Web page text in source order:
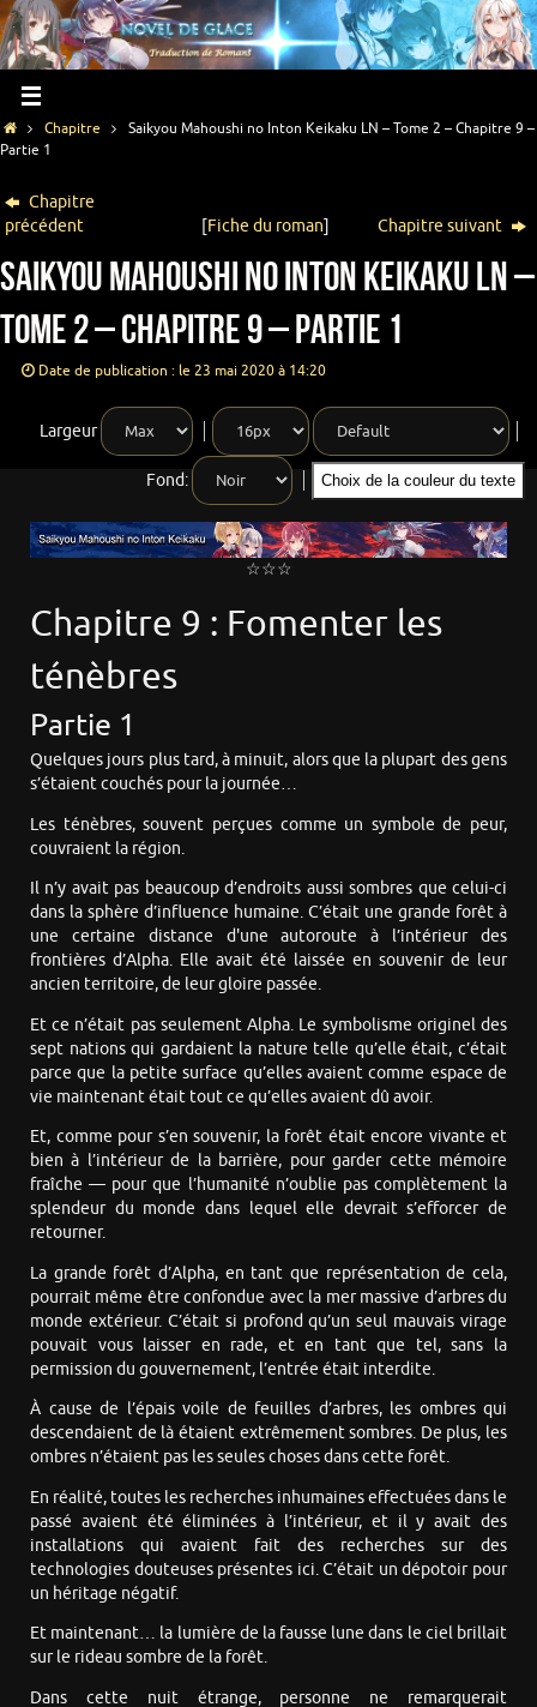
Chapitre
Saikyou Mahoushi no Inton Keikaku LN – Tome 2 – Chapitre 9 –
Partie 1
Chapitre
précédent
[Fiche du roman] Chapitre suivant
Saikyou Mahoushi no Inton Keikaku LN –
Tome 2 – Chapitre 9 – Partie 1
Date de publication : le 23 mai 2020 à 14:20
Largeur
Fond: Choix de la couleur du texte
☆☆☆
Chapitre 9 : Fomenter les
ténèbres
Partie 1
Quelques jours plus tard, à minuit, alors que la plupart des gens
s’étaient couchés pour la journée…
Les ténèbres, souvent perçues comme un symbole de peur,
couvraient la région.
Il n’y avait pas beaucoup d’endroits aussi sombres que celui-ci
dans la sphère d’influence humaine. C’était une grande forêt à
une certaine distance d'une autoroute à l’intérieur des
frontières d’Alpha. Elle avait été laissée en souvenir de leur
ancien territoire, de leur gloire passée.
Et ce n’était pas seulement Alpha. Le symbolisme originel des
sept nations qui gardaient la nature telle qu’elle était, c’était
parce que la petite surface qu’elles avaient comme espace de
vie maintenant était tout ce qu’elles avaient dû avoir.
Et, comme pour s’en souvenir, la forêt était encore vivante et
bien à l’intérieur de la barrière, pour garder cette mémoire
fraîche — pour que l’humanité n’oublie pas complètement la
splendeur du monde dans lequel elle devrait s’efforcer de
retourner.
La grande forêt d’Alpha, en tant que représentation de cela,
pourrait même être confondue avec la mer massive d’arbres du
monde extérieur. C’était si profond qu’un seul mauvais virage
pouvait vous laisser en rade, et en tant que tel, sans la
permission du gouvernement, l’entrée était interdite.
À cause de l’épais voile de feuilles d’arbres, les ombres qui
descendaient de là étaient extrêmement sombres. De plus, les
ombres n’étaient pas les seules choses dans cette forêt.
En réalité, toutes les recherches inhumaines effectuées dans le
passé avaient été éliminées à l’intérieur, et il y avait des
installations qui avaient fait des recherches sur des
technologies douteuses présentes ici. C’était un dépotoir pour
un héritage négatif.
Et maintenant… la lumière de la fausse lune dans le ciel brillait
sur le rideau sombre de la forêt.
Dans cette nuit étrange, personne ne remarquerait